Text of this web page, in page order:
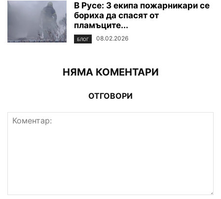
В Русе: 3 екипа пожарникари се
бориха да спасят от
пламъците...
БЛОГ 08.02.2026
НЯМА КОМЕНТАРИ
ОТГОВОРИ